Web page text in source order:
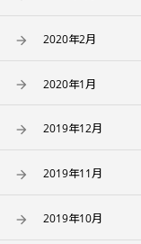
2020年2月
2020年1月
2019年12月
2019年11月
2019年10月